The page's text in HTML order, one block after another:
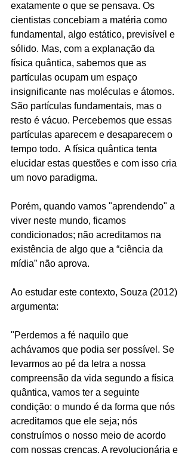
exatamente o que se pensava. Os
cientistas concebiam a matéria como
fundamental, algo estático, previsível e
sólido. Mas, com a explanação da
física quântica, sabemos que as
partículas ocupam um espaço
insignificante nas moléculas e átomos.
São partículas fundamentais, mas o
resto é vácuo. Percebemos que essas
partículas aparecem e desaparecem o
tempo todo.  A física quântica tenta
elucidar estas questões e com isso cria
um novo paradigma.
Porém, quando vamos "aprendendo" a
viver neste mundo, ficamos
condicionados; não acreditamos na
existência de algo que a “ciência da
mídia” não aprova.
Ao estudar este contexto, Souza (2012)
argumenta:
"Perdemos a fé naquilo que
achávamos que podia ser possível. Se
levarmos ao pé da letra a nossa
compreensão da vida segundo a física
quântica, vamos ter a seguinte
condição: o mundo é da forma que nós
acreditamos que ele seja; nós
construímos o nosso meio de acordo
com nossas crenças. A revolucionária e